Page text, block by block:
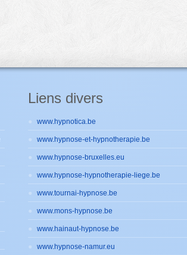
Liens divers
www.hypnotica.be
www.hypnose-et-hypnotherapie.be
www.hypnose-bruxelles.eu
www.hypnose-hypnotherapie-liege.be
www.tournai-hypnose.be
www.mons-hypnose.be
www.hainaut-hypnose.be
www.hypnose-namur.eu